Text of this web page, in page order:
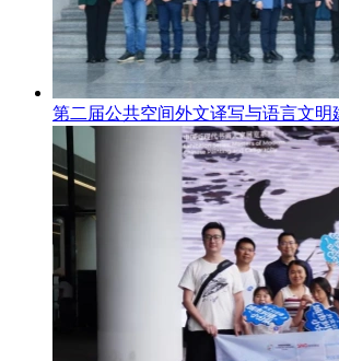
第二届公共空间外文译写与语言文